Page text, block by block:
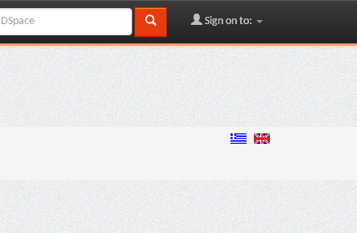
Sign on to: